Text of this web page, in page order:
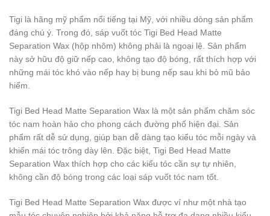
Tigi là hãng mỹ phẩm nổi tiếng tại Mỹ, với nhiều dòng sản phẩm
đáng chú ý. Trong đó, sáp vuốt tóc Tigi Bed Head Matte
Separation Wax (hộp nhôm) không phải là ngoại lệ. Sản phẩm
này sở hữu độ giữ nếp cao, không tạo độ bóng, rất thích hợp với
những mái tóc khó vào nếp hay bị bung nếp sau khi bỏ mũ bảo
hiểm.
Tigi Bed Head Matte Separation Wax là một sản phẩm chăm sóc
tóc nam hoàn hảo cho phong cách đường phố hiện đại. Sản
phẩm rất dễ sử dụng, giúp bạn dễ dàng tạo kiểu tóc mỗi ngày và
khiến mái tóc trông dày lên. Đặc biệt, Tigi Bed Head Matte
Separation Wax thích hợp cho các kiểu tóc cần sự tự nhiên,
không cần độ bóng trong các loại sáp vuốt tóc nam tốt.
Tigi Bed Head Matte Separation Wax được ví như một nhà tạo